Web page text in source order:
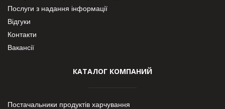
Послуги з надання інформації
Відгуки
Контакти
Вакансії
КАТАЛОГ КОМПАНИЙ
Постачальники продуктів харчування